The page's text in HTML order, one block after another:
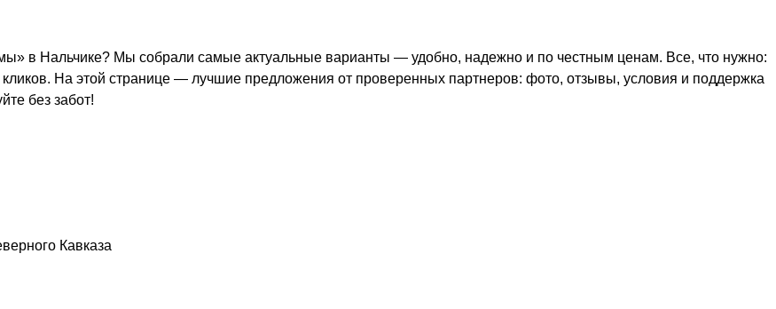
в Нальчике? Мы собрали самые актуальные варианты — удобно, надежно и по честным ценам. Все, что нужно:
кликов. На этой странице — лучшие предложения от проверенных партнеров: фото, отзывы, условия и поддержка
без забот!
Кавказа